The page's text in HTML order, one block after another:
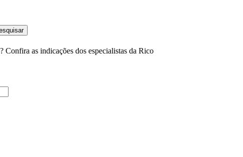
Confira as indicações dos especialistas da Rico